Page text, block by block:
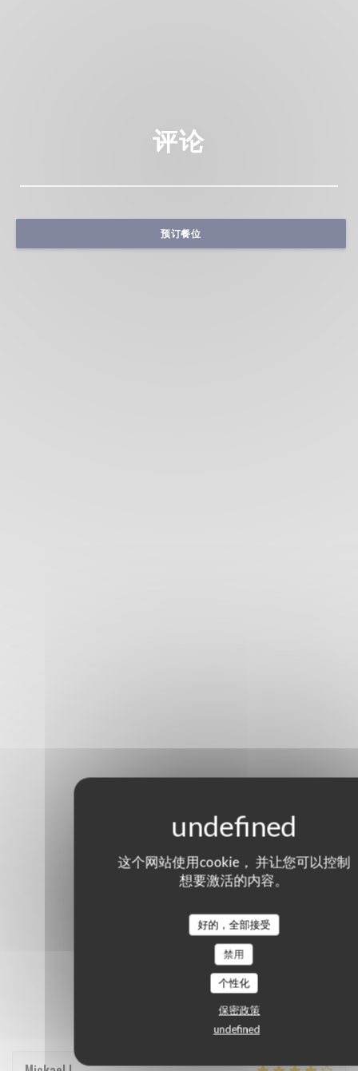
这个网站使用cookie， 并让您可以控制
想要激活的内容。
好的，全部接受
禁用
个性化
保密政策
undefined
评论
预订餐位